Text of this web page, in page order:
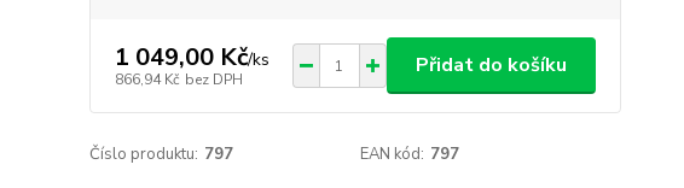
1 049,00 Kč/ks
866,94 Kč bez DPH
Přidat do košíku
Číslo produktu: 797 EAN kód: 797